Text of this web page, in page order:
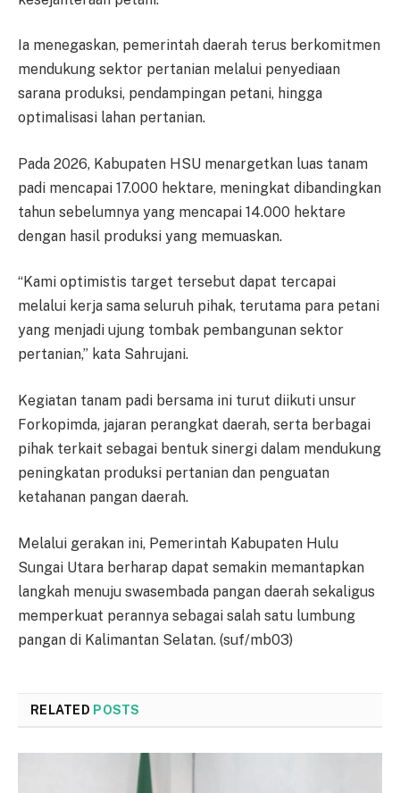
Ia menegaskan, pemerintah daerah terus berkomitmen
mendukung sektor pertanian melalui penyediaan
sarana produksi, pendampingan petani, hingga
optimalisasi lahan pertanian.
Pada 2026, Kabupaten HSU menargetkan luas tanam
padi mencapai 17.000 hektare, meningkat dibandingkan
tahun sebelumnya yang mencapai 14.000 hektare
dengan hasil produksi yang memuaskan.
“Kami optimistis target tersebut dapat tercapai
melalui kerja sama seluruh pihak, terutama para petani
yang menjadi ujung tombak pembangunan sektor
pertanian,” kata Sahrujani.
Kegiatan tanam padi bersama ini turut diikuti unsur
Forkopimda, jajaran perangkat daerah, serta berbagai
pihak terkait sebagai bentuk sinergi dalam mendukung
peningkatan produksi pertanian dan penguatan
ketahanan pangan daerah.
Melalui gerakan ini, Pemerintah Kabupaten Hulu
Sungai Utara berharap dapat semakin memantapkan
langkah menuju swasembada pangan daerah sekaligus
memperkuat perannya sebagai salah satu lumbung
pangan di Kalimantan Selatan. (suf/mb03)
RELATED POSTS